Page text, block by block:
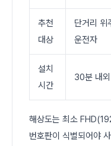
추천
대상
단거리 위
운전자
설치
시간
30분 내외
해상도는 최소
번호판이 식별되어야